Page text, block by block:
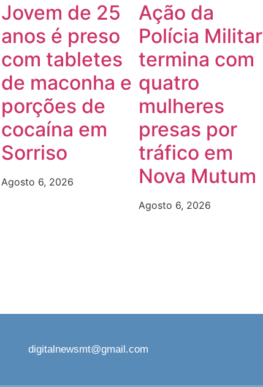
Jovem de 25
anos é preso
com tabletes
de maconha e
porções de
cocaína em
Sorriso
Agosto 6, 2026
Ação da
Polícia Militar
termina com
quatro
mulheres
presas por
tráfico em
Nova Mutum
Agosto 6, 2026
digitalnewsmt@gmail.com